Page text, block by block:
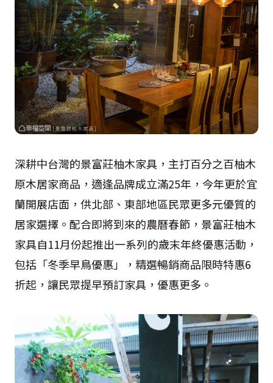
深耕中台灣的景富莊柚木家具，主打百分之百柚木
原木居家商品，適逢品牌成立滿25年，今年更於宜
蘭開展店面，供北部、東部地區民眾更多元優質的
居家選擇。配合即將到來的農曆春節，景富莊柚木
家具自11月份起推出一系列的歲末年終優惠活動，
包括「冬季早鳥優惠」，精選暢銷商品限時特惠6
折起，讓民眾提早預訂家具，優惠更多。